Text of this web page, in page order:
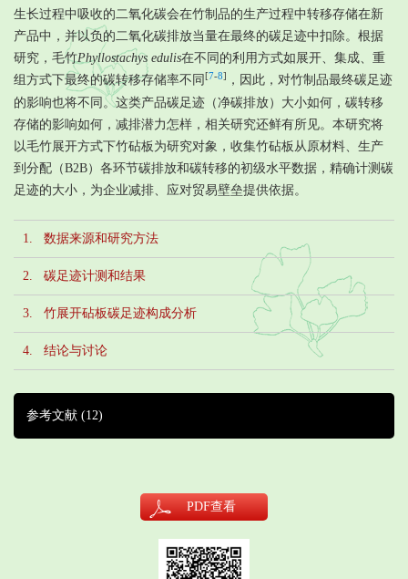
生长过程中吸收的二氧化碳会在竹制品的生产过程中转移存储在新
产品中，并以负的二氧化碳排放当量在最终的碳足迹中扣除。根据
研究，毛竹Phyllostachys edulis在不同的利用方式如展开、集成、重
组方式下最终的碳转移存储率不同 [7-8]
，因此，对竹制品最终碳足迹
的影响也将不同。这类产品碳足迹（净碳排放）大小如何，碳转移
存储的影响如何，减排潜力怎样，相关研究还鲜有所见。本研究将
以毛竹展开方式下竹砧板为研究对象，收集竹砧板从原材料、生产
到分配（B2B）各环节碳排放和碳转移的初级水平数据，精确计测碳
足迹的大小，为企业减排、应对贸易壁垒提供依据。
1. 数据来源和研究方法
2. 碳足迹计测和结果
3. 竹展开砧板碳足迹构成分析
4. 结论与讨论
参考文献 (12)
PDF查看